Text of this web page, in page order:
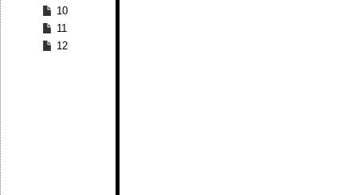
10
11
12